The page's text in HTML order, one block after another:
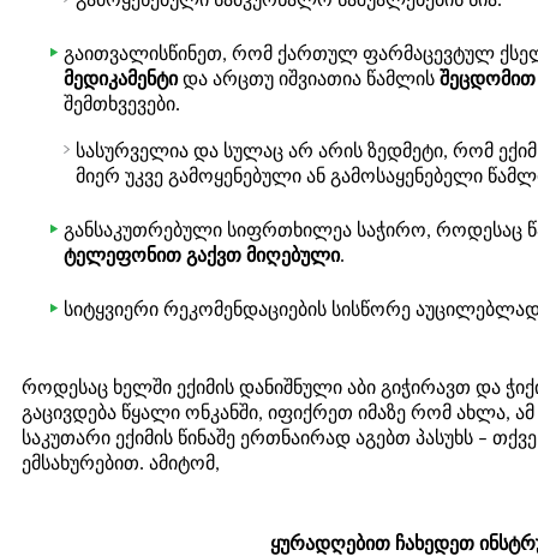
გაითვალისწინეთ, რომ ქართულ ფარმაცევტულ
მედიკამენტიდა არცთუ იშვიათია წამლის შეცდომით
შემთხვევები.
სასურველია და სულაც არ არის ზედმეტი, რომ
მიერ უკვე გამოყენებული ან გამოსაყენებელი
განსაკუთრებული სიფრთხილეა საჭირო, როდესაც
ტელეფონით გაქვთ მიღებული.
სიტყვიერი რეკომენდაციების სისწორე
როდესაც ხელში ექიმის დანიშნული აბი გიჭირავთ და
გაცივდება წყალი ონკანში, იფიქრეთ იმაზე რომ ახლა,
საკუთარი ექიმის წინაშე ერთნაირად აგებთ პასუხს –
ემსახურებით. ამიტომ,
ყურადღებით ჩახედეთ